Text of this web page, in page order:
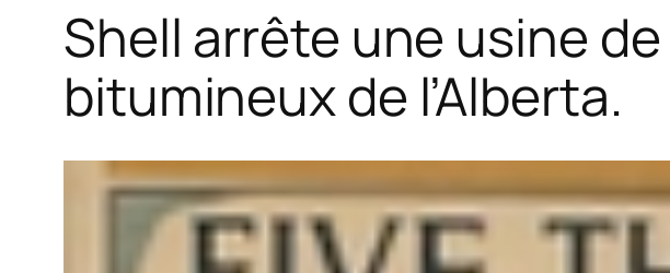
Shell arrête une usine
bitumineux de l’Alberta.